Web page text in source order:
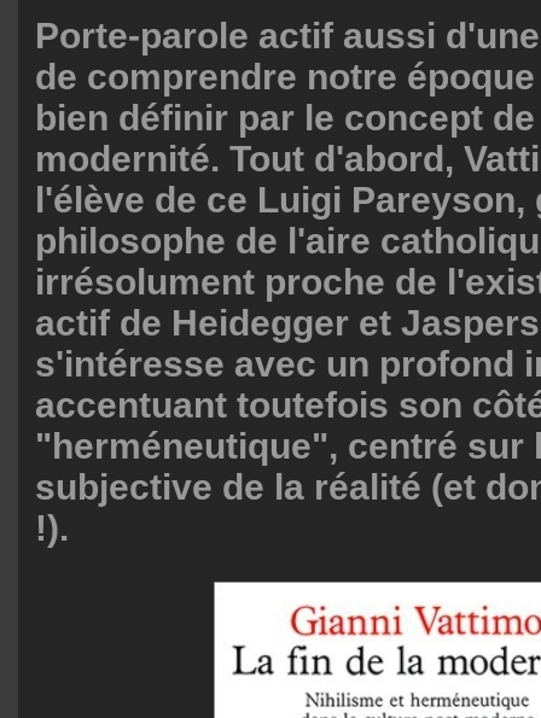
Porte-parole actif aussi
de comprendre notre
bien définir par le concept
modernité. Tout d'abord,
l'élève de ce Luigi Pareyson,
philosophe de l'aire
irrésolument proche de
actif de Heidegger et
s'intéresse avec un profond
accentuant toutefois son
"herméneutique", centré sur
subjective de la réalité (et
!).